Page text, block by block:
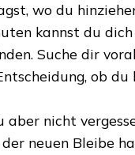
wo du
kannst du dich
Suche dir
ob
aber nicht
neuen Bleibe